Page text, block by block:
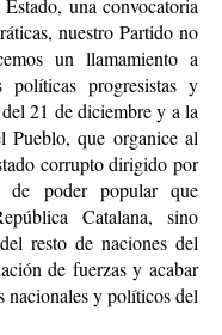
una convocatoria
nuestro Partido no
un llamamiento a
progresistas y
21 de diciembre y a la
Pueblo, que organice al
corrupto dirigido por
de poder popular que
Catalana, sino
resto de naciones del
de fuerzas y acabar
nacionales y políticos del